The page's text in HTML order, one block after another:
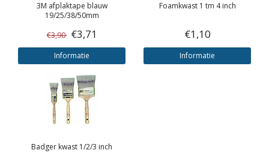
3M afplaktape blauw
19/25/38/50mm
€3,90 €3,71
Informatie
Foamkwast 1 tm 4 inch
€1,10
Informatie
Badger kwast 1/2/3 inch